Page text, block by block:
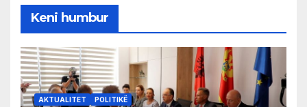
Keni humbur
AKTUALITET POLITIKË